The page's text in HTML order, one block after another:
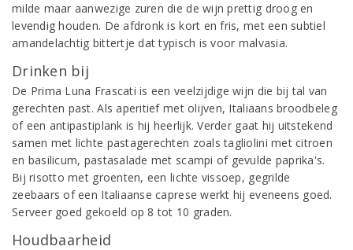
milde maar aanwezige zuren die de wijn prettig droog en
levendig houden. De afdronk is kort en fris, met een subtiel
amandelachtig bittertje dat typisch is voor malvasia.
Drinken bij
De Prima Luna Frascati is een veelzijdige wijn die bij tal van
gerechten past. Als aperitief met olijven, Italiaans broodbeleg
of een antipastiplank is hij heerlijk. Verder gaat hij uitstekend
samen met lichte pastagerechten zoals tagliolini met citroen
en basilicum, pastasalade met scampi of gevulde paprika's.
Bij risotto met groenten, een lichte vissoep, gegrilde
zeebaars of een Italiaanse caprese werkt hij eveneens goed.
Serveer goed gekoeld op 8 tot 10 graden.
Houdbaarheid